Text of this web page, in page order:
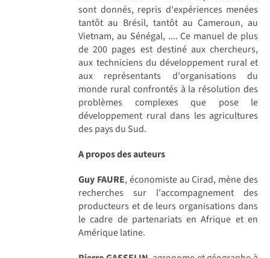
sont donnés, repris d'expériences menées
tantôt au Brésil, tantôt au Cameroun, au
Vietnam, au Sénégal, .... Ce manuel de plus
de 200 pages est destiné aux chercheurs,
aux techniciens du développement rural et
aux représentants d'organisations du
monde rural confrontés à la résolution des
problèmes complexes que pose le
développement rural dans les agricultures
des pays du Sud.
A propos des auteurs
Guy FAURE, économiste au Cirad, mène des
recherches sur l'accompagnement des
producteurs et de leurs organisations dans
le cadre de partenariats en Afrique et en
Amérique latine.